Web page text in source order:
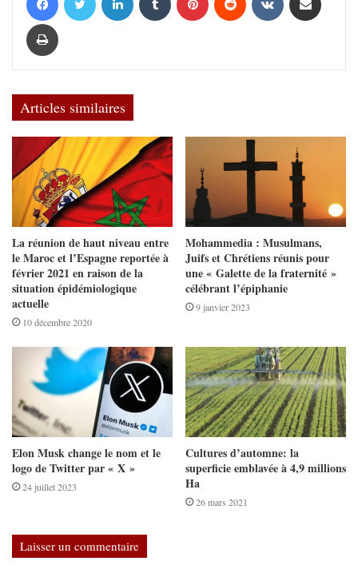
Articles similaires
La réunion de haut niveau entre
le Maroc et l’Espagne reportée à
février 2021 en raison de la
situation épidémiologique
actuelle
10 décembre 2020
Mohammedia : Musulmans,
Juifs et Chrétiens réunis pour
une « Galette de la fraternité »
célébrant l’épiphanie
9 janvier 2023
Elon Musk change le nom et le
logo de Twitter par « X »
24 juillet 2023
Cultures d’automne: la
superficie emblavée à 4,9 millions
Ha
26 mars 2021
Laisser un commentaire